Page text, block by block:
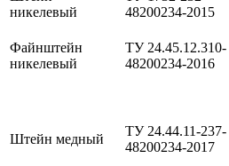
никелевый
48200234-2015
Файнштейн
никелевый
ТУ 24.45.12.310-
48200234-2016
Штейн медный
ТУ 24.44.11-237-
48200234-2017